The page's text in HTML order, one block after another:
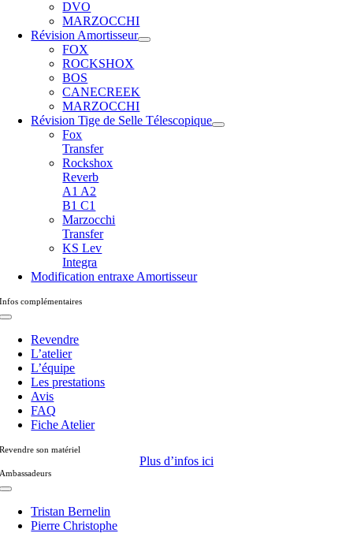
DVO
MARZOCCHI
Révision Amortisseur
FOX
ROCKSHOX
BOS
CANECREEK
MARZOCCHI
Révision Tige de Selle Télescopique
Fox
Transfer
Rockshox
Reverb
A1 A2
B1 C1
Marzocchi
Transfer
KS Lev
Integra
Modification entraxe Amortisseur
Infos complémentaires
Toggle
NavigationRevendre
L’atelier
L’équipe
Les prestations
Avis
FAQ
Fiche Atelier
Revendre son matériel
Plus d’infos ici
Ambassadeurs
Toggle
NavigationTristan Bernelin
Pierre Christophe